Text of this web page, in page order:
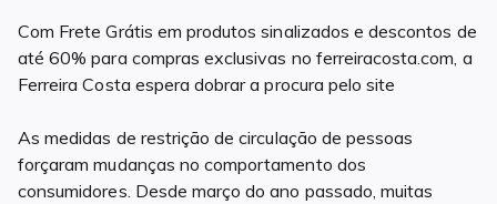
Com Frete Grátis em produtos sinalizados e descontos de
até 60% para compras exclusivas no ferreiracosta.com, a
Ferreira Costa espera dobrar a procura pelo site
As medidas de restrição de circulação de pessoas
forçaram mudanças no comportamento dos
consumidores. Desde março do ano passado, muitas